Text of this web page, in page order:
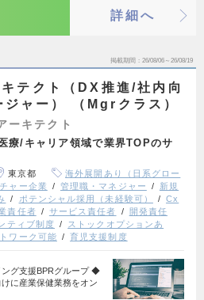
詳細へ
掲載期間 26/08/06～26/08/19
テクト（DX推進/社内向
ジャー） （Mgrクラス）
ーキテクト
/キャリア領域で業界TOPのサ
東京都
海外展開あり（日系グロー
ャー企業 管理職・マネジャー
新規
ポテンシャル採用（未経験可）
Cx
責任者 サービス責任者
開発責任
ティブ制度
ストックオプションあ
ワーク可能 育児支援制度
ング支援BPRグループ ◆
に産業保健業務をオン